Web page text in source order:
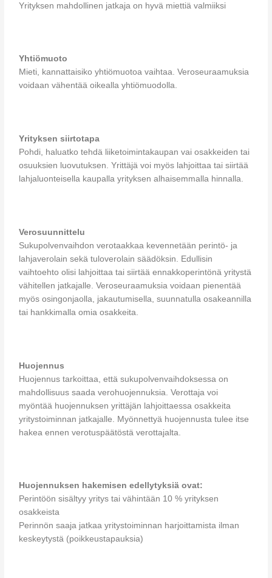
Yrityksen mahdollinen jatkaja on hyvä miettiä valmiiksi
Yhtiömuoto
Mieti, kannattaisiko yhtiömuotoa vaihtaa. Veroseuraamuksia
voidaan vähentää oikealla yhtiömuodolla.
Yrityksen siirtotapa
Pohdi, haluatko tehdä liiketoimintakaupan vai osakkeiden tai
osuuksien luovutuksen. Yrittäjä voi myös lahjoittaa tai siirtää
lahjaluonteisella kaupalla yrityksen alhaisemmalla hinnalla.
Verosuunnittelu
Sukupolvenvaihdon verotaakkaa kevennetään perintö- ja
lahjaverolain sekä tuloverolain säädöksin. Edullisin
vaihtoehto olisi lahjoittaa tai siirtää ennakkoperintönä yritystä
vähitellen jatkajalle. Veroseuraamuksia voidaan pienentää
myös osingonjaolla, jakautumisella, suunnatulla osakeannilla
tai hankkimalla omia osakkeita.
Huojennus
Huojennus tarkoittaa, että sukupolvenvaihdoksessa on
mahdollisuus saada verohuojennuksia. Verottaja voi
myöntää huojennuksen yrittäjän lahjoittaessa osakkeita
yritystoiminnan jatkajalle. Myönnettyä huojennusta tulee itse
hakea ennen verotuspäätöstä verottajalta.
Huojennuksen hakemisen edellytyksiä ovat:
Perintöön sisältyy yritys tai vähintään 10 % yrityksen
osakkeista
Perinnön saaja jatkaa yritystoiminnan harjoittamista ilman
keskeytystä (poikkeustapauksia)